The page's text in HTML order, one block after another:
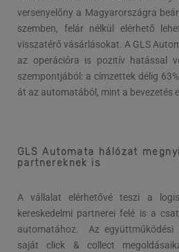
versenyelőny a Magyarországra
szemben, felár nélkül elérhető
visszatérő vásárlásokat. A GLS
az operációra is pozitív hatással
szempontjából: a címzettek délig
át az automatából, mint a bevezetés
GLS Automata hálózat
partnereknek is
A vállalat elérhetővé teszi a
kereskedelmi partnerei felé is a
automatához. Az együttműködési
saját click & collect